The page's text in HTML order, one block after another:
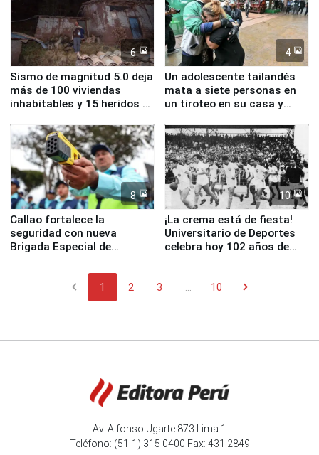
6
Sismo de magnitud 5.0 deja
más de 100 viviendas
inhabitables y 15 heridos en
4
Un adolescente tailandés
mata a siete personas en
un tiroteo en su casa y
8
Callao fortalece la
seguridad con nueva
Brigada Especial de
equipamiento para
10
¡La crema está de fiesta!
Universitario de Deportes
celebra hoy 102 años de
chevron_left 1 2 3 10 chevron_right
Av. Alfonso Ugarte 873 Lima 1
Teléfono: (51-1) 315 0400 Fax: 431 2849